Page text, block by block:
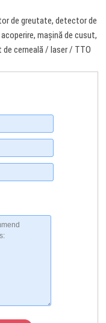
de greutate, detector de
mașină de cusut,
cerneală / laser / TTO